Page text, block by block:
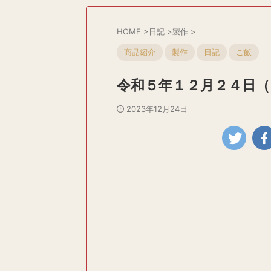
HOME >日記 >製作 >
商品紹介 製作 日記 ご飯
令和５年１２月２４日
2023年12月24日